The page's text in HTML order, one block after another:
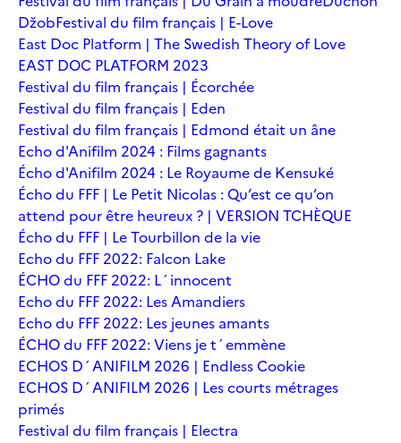
DžobFestival du film français | E-Love
East Doc Platform | The Swedish Theory of Love
EAST DOC PLATFORM 2023
Festival du film français | Écorchée
Festival du film français | Eden
Festival du film français | Edmond était un âne
Echo d'Anifilm 2024 : Films gagnants
Écho d'Anifilm 2024 : Le Royaume de Kensuké
Écho du FFF | Le Petit Nicolas : Qu’est ce qu’on
attend pour être heureux ? | VERSION TCHÈQUE
Écho du FFF | Le Tourbillon de la vie
Echo du FFF 2022: Falcon Lake
ÉCHO du FFF 2022: L´innocent
Echo du FFF 2022: Les Amandiers
Echo du FFF 2022: Les jeunes amants
ÉCHO du FFF 2022: Viens je t´emmène
ECHOS D´ANIFILM 2026 | Endless Cookie
ECHOS D´ANIFILM 2026 | Les courts métrages
primés
Festival du film français | Electra